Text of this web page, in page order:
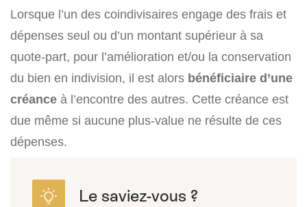
Lorsque l’un des coindivisaires engage des frais et
dépenses seul ou d’un montant supérieur à sa
quote-part, pour l’amélioration et/ou la conservation
du bien en indivision, il est alors bénéficiaire d’une
créance à l’encontre des autres. Cette créance est
due même si aucune plus-value ne résulte de ces
dépenses.